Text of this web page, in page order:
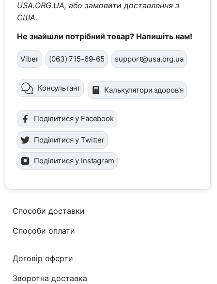
USA.ORG.UA, або замовити доставлення з
США.
Не знайшли потрібний товар? Напишіть нам!
Viber (063) 715-69-65 support@usa.org.ua
Консультант Калькулятори здоров'я
Поділитися у Facebook
Поділитися у Twitter
Поділитися у Instagram
Способи доставки
Способи оплати
Договір оферти
Зворотна доставка